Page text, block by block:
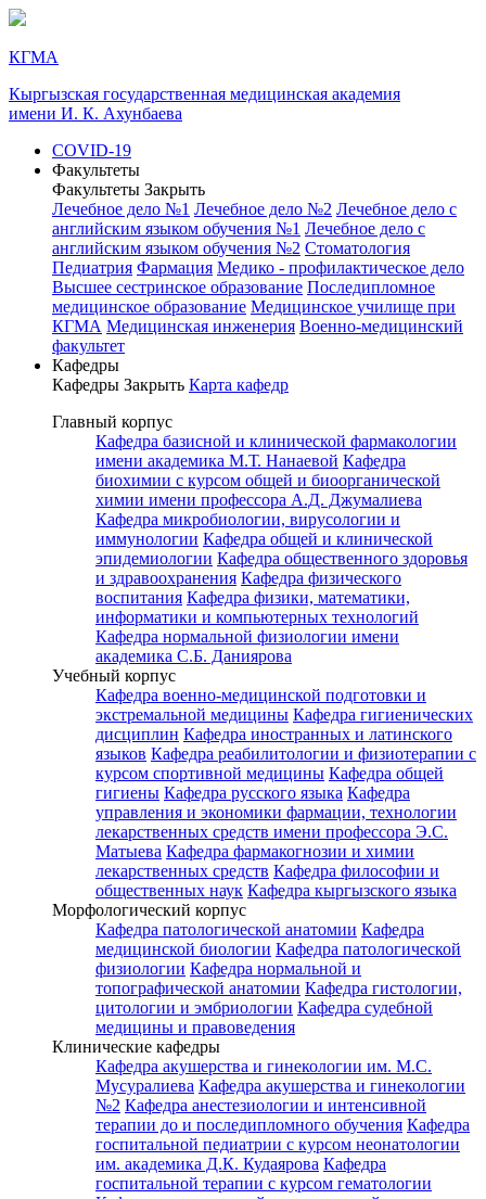
КГМА
Кыргызская государственная медицинская академия
имени И. К. Ахунбаева
COVID-19
Факультеты
Факультеты Закрыть
Лечебное дело №1 Лечебное дело №2 Лечебное дело с
английским языком обучения №1 Лечебное дело с
английским языком обучения №2 Стоматология
Педиатрия Фармация Медико - профилактическое дело
Высшее сестринское образование Последипломное
медицинское образование Медицинское училище при
КГМА Медицинская инженерия Военно-медицинский
факультет
Кафедры
Кафедры Закрыть Карта кафедр
Главный корпус
Кафедра базисной и клинической фармакологии
имени академика М.Т. Нанаевой Кафедра
биохимии с курсом общей и биоорганической
химии имени профессора А.Д. Джумалиева
Кафедра микробиологии, вирусологии и
иммунологии Кафедра общей и клинической
эпидемиологии Кафедра общественного здоровья
и здравоохранения Кафедра физического
воспитания Кафедра физики, математики,
информатики и компьютерных технологий
Кафедра нормальной физиологии имени
академика С.Б. Даниярова
Учебный корпус
Кафедра военно-медицинской подготовки и
экстремальной медицины Кафедра гигиенических
дисциплин Кафедра иностранных и латинского
языков Кафедра реабилитологии и физиотерапии с
курсом спортивной медицины Кафедра общей
гигиены Кафедра русского языка Кафедра
управления и экономики фармации, технологии
лекарственных средств имени профессора Э.С.
Матыева Кафедра фармакогнозии и химии
лекарственных средств Кафедра философии и
общественных наук Кафедра кыргызского языка
Морфологический корпус
Кафедра патологической анатомии Кафедра
медицинской биологии Кафедра патологической
физиологии Кафедра нормальной и
топографической анатомии Кафедра гистологии,
цитологии и эмбриологии Кафедра судебной
медицины и правоведения
Клинические кафедры
Кафедра акушерства и гинекологии им. М.С.
Мусуралиева Кафедра акушерства и гинекологии
№2 Кафедра анестезиологии и интенсивной
терапии до и последипломного обучения Кафедра
госпитальной педиатрии с курсом неонатологии
им. академика Д.К. Кудаярова Кафедра
госпитальной терапии с курсом гематологии